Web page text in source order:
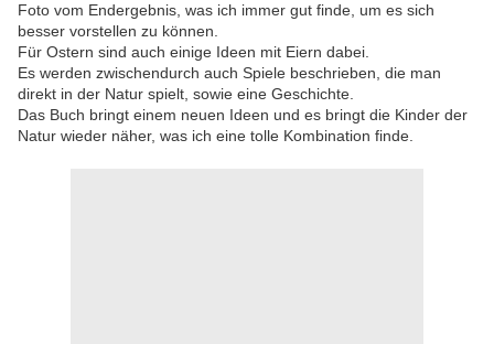
Foto vom Endergebnis, was ich immer gut finde, um es sich
besser vorstellen zu können.
Für Ostern sind auch einige Ideen mit Eiern dabei.
Es werden zwischendurch auch Spiele beschrieben, die man
direkt in der Natur spielt, sowie eine Geschichte.
Das Buch bringt einem neuen Ideen und es bringt die Kinder der
Natur wieder näher, was ich eine tolle Kombination finde.